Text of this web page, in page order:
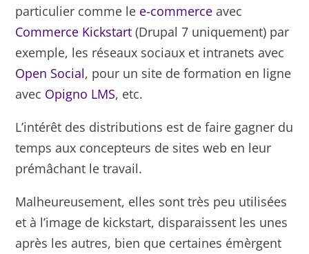
particulier comme le e-commerce avec
Commerce Kickstart (Drupal 7 uniquement) par
exemple, les réseaux sociaux et intranets avec
Open Social, pour un site de formation en ligne
avec Opigno LMS, etc.
L’intérêt des distributions est de faire gagner du
temps aux concepteurs de sites web en leur
prémâchant le travail.
Malheureusement, elles sont très peu utilisées
et à l’image de kickstart, disparaissent les unes
après les autres, bien que certaines émèrgent